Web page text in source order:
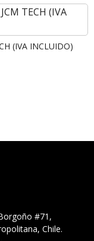
(IVA INCLUIDO)
#71,
Chile.